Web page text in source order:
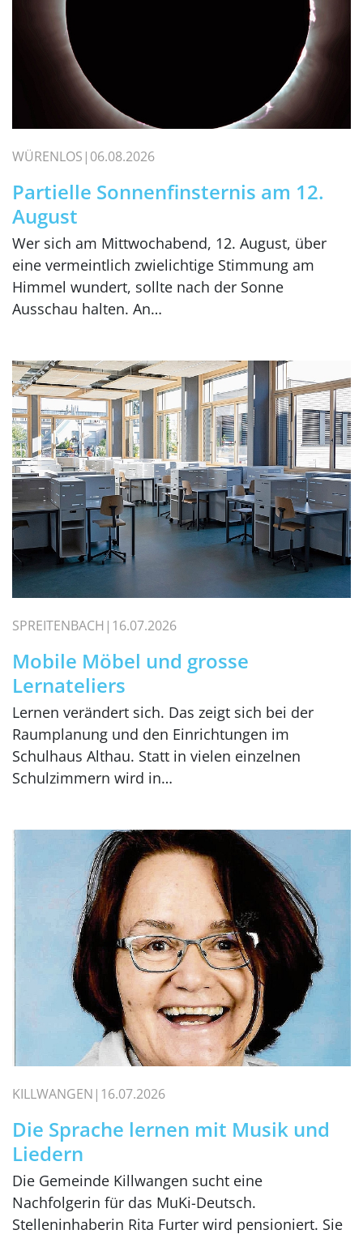
WÜRENLOS 06.08.2026
Partielle Sonnenfinsternis am 12.
August
Wer sich am Mittwochabend, 12. August, über
eine vermeintlich zwielichtige Stimmung am
Himmel wundert, sollte nach der Sonne
Ausschau halten. An…
SPREITENBACH 16.07.2026
Mobile Möbel und grosse
Lernateliers
Lernen verändert sich. Das zeigt sich bei der
Raumplanung und den Einrichtungen im
Schulhaus Althau. Statt in vielen einzelnen
Schulzimmern wird in…
KILLWANGEN 16.07.2026
Die Sprache lernen mit Musik und
Liedern
Die Gemeinde Killwangen sucht eine
Nachfolgerin für das MuKi-Deutsch.
Stelleninhaberin Rita Furter wird pensioniert. Sie